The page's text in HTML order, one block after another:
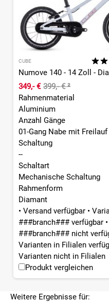
CUBE
Numove 140 - 14 Zoll -
349,- € 399,- €²
Rahmenmaterial
Aluminium
Anzahl Gänge
01-Gang Nabe mit Freilauf
Schaltung
--
Schaltart
Mechanische Schaltung
Rahmenform
Diamant
• Versand verfügbar •
###branch### verfügbar •
###branch### nicht
Varianten in Filialen
Varianten nicht in Filialen
Produkt vergleichen
Weitere Ergebnisse für: